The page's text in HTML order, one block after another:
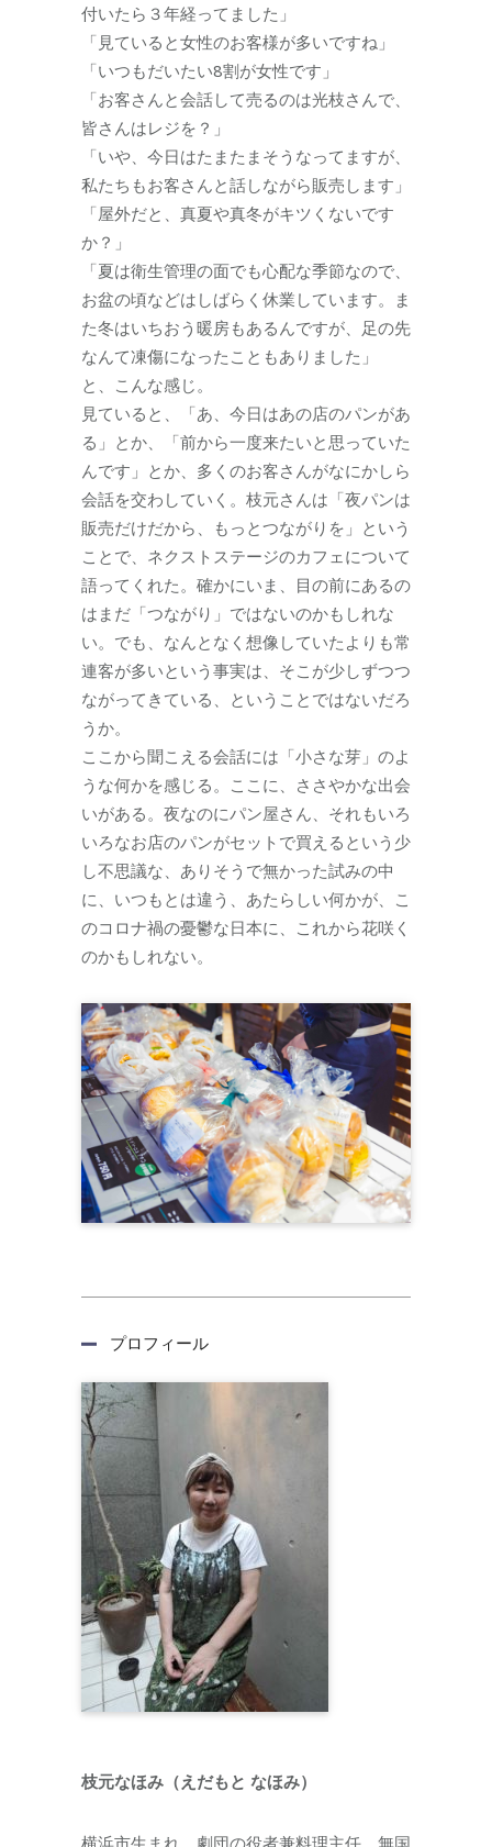
付いたら３年経ってました」
「見ていると女性のお客様が多いですね」
「いつもだいたい8割が女性です」
「お客さんと会話して売るのは光枝さんで、
皆さんはレジを？」
「いや、今日はたまたまそうなってますが、
私たちもお客さんと話しながら販売します」
「屋外だと、真夏や真冬がキツくないです
か？」
「夏は衛生管理の面でも心配な季節なので、
お盆の頃などはしばらく休業しています。ま
た冬はいちおう暖房もあるんですが、足の先
なんて凍傷になったこともありました」
と、こんな感じ。
見ていると、「あ、今日はあの店のパンがあ
る」とか、「前から一度来たいと思っていた
んです」とか、多くのお客さんがなにかしら
会話を交わしていく。枝元さんは「夜パンは
販売だけだから、もっとつながりを」という
ことで、ネクストステージのカフェについて
語ってくれた。確かにいま、目の前にあるの
はまだ「つながり」ではないのかもしれな
い。でも、なんとなく想像していたよりも常
連客が多いという事実は、そこが少しずつつ
ながってきている、ということではないだろ
うか。
ここから聞こえる会話には「小さな芽」のよ
うな何かを感じる。ここに、ささやかな出会
いがある。夜なのにパン屋さん、それもいろ
いろなお店のパンがセットで買えるという少
し不思議な、ありそうで無かった試みの中
に、いつもとは違う、あたらしい何かが、こ
のコロナ禍の憂鬱な日本に、これから花咲く
のかもしれない。
プロフィール
枝元なほみ（えだもと なほみ）